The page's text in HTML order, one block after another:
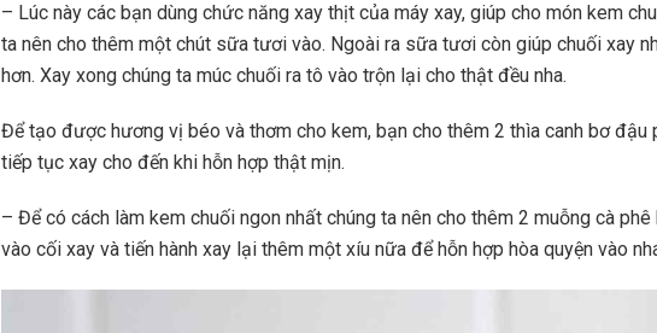
– Lúc này các bạn dùng chức năng xay thịt của máy xay, giúp cho món kem
ta nên cho thêm một chút sữa tươi vào. Ngoài ra sữa tươi còn giúp chuối xay
hơn. Xay xong chúng ta múc chuối ra tô vào trộn lại cho thật đều nha.
Để tạo được hương vị béo và thơm cho kem, bạn cho thêm 2 thìa canh bơ đậu
tiếp tục xay cho đến khi hỗn hợp thật mịn.
– Để có cách làm kem chuối ngon nhất chúng ta nên cho thêm 2 muỗng cà
vào cối xay và tiến hành xay lại thêm một xíu nữa để hỗn hợp hòa quyện vào